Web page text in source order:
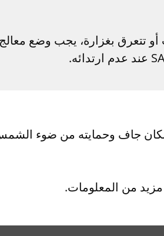
تتعرق بغزارة، يجب وضع
من المعلومات.